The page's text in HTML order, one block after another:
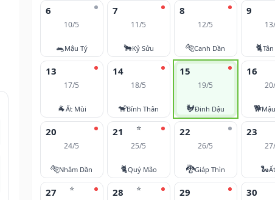
6
10/5
🐀Mậu Tý
7
11/5
🐂Kỷ Sửu
8
12/5
🐅Canh Dần
9
🐈
13
17/5
🐐Ất Mùi
14
18/5
🐒Bính Thân
15
19/5
🐓Đinh Dậu
16
🐕
20
24/5
🐅Nhâm Dần
⭐
21
25/5
🐈Quý Mão
22
26/5
🐉Giáp Thìn
23
🐍
⭐
27 ⭐
28 29 30